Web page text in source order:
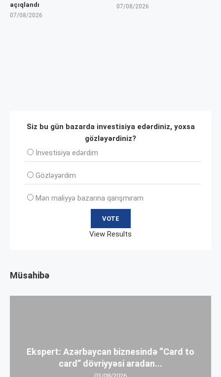
açıqlandı
07/08/2026
07/08/2026
Siz bu gün bazarda investisiya edərdiniz, yoxsa
gözləyərdiniz?
İnvеstisiya edərdim
Gözləyərdim
Mən maliyyə bazarına qarışmıram
View Results
Müsahibə
Ekspert: Azərbaycan biznesində “Card to
card” dövriyyəsi aradan...